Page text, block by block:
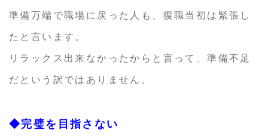
準備万端で職場に戻った人も、復職当初は緊張し
たと言います。
リラックス出来なかったからと言って、準備不足
だという訳ではありません。
◆完璧を目指さない